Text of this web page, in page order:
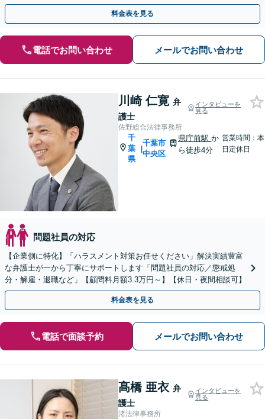
はお気軽にご相談ください【夜間・休日面談可】
料金表を見る
電話でお問い合わせ メールでお問い合わせ
川崎 仁寛 弁
護士
インタビューを
見る
佐野総合法律事務所
千
葉
県
|
千葉市
中央区
県庁前駅か
ら徒歩4分
営業時間：本
日定休日
問題社員の対応
【企業側に特化】「ハラスメント対策お任せください」解決実績豊富
な弁護士が一から丁寧にサポートします「問題社員の対応／懲戒処
分・解雇・退職など」【顧問料月額3.3万円～】【休日・夜間相談可】
料金表を見る
電話で面談予約 メールでお問い合わせ
髙橋 亜衣 弁
護士
インタビューを
見る
渚法律事務所